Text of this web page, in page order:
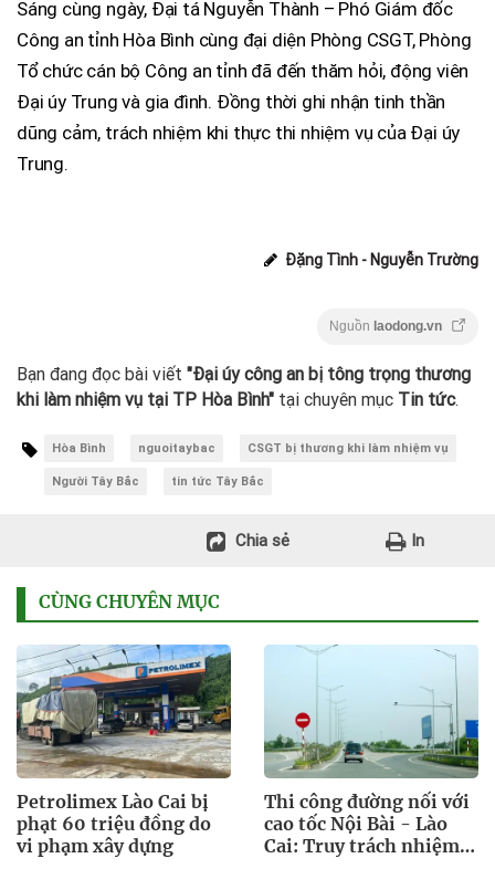
Sáng cùng ngày, Đại tá Nguyễn Thành – Phó Giám đốc
Công an tỉnh Hòa Bình cùng đại diện Phòng CSGT, Phòng
Tổ chức cán bộ Công an tỉnh đã đến thăm hỏi, động viên
Đại úy Trung và gia đình. Đồng thời ghi nhận tinh thần
dũng cảm, trách nhiệm khi thực thi nhiệm vụ của Đại úy
Trung.
Đặng Tình - Nguyễn Trường
Nguồn laodong.vn
Bạn đang đọc bài viết "Đại úy công an bị tông trọng thương
khi làm nhiệm vụ tại TP Hòa Bình" tại chuyên mục Tin tức.
Hòa Bình nguoitaybac CSGT bị thương khi làm nhiệm vụ
Người Tây Bắc tin tức Tây Bắc
Chia sẻ In
CÙNG CHUYÊN MỤC
Petrolimex Lào Cai bị
phạt 60 triệu đồng do
vi phạm xây dựng
Thi công đường nối với
cao tốc Nội Bài - Lào
Cai: Truy trách nhiệm